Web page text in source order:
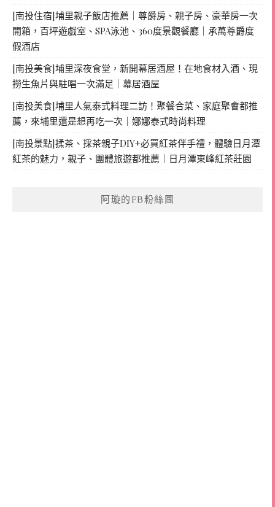
[南投住宿]埔里親子飯店推薦｜尊爵房、親子房、豪華房一次
開箱，百坪遊戲室、SPA泳池、360度景觀餐廳｜承萬尊爵度
假酒店
[南投美食]埔里深夜食堂，新開幕居酒屋！在地食材入酒、現
撈生魚片與駐唱一次滿足｜幕居酒屋
[南投美食]埔里人氣泰式料理二訪！聚餐合菜、家庭聚會都推
薦，來埔里還是想再吃一次｜娜娜泰式時尚料理
[南投景點]揉茶、採茶親子DIY+必買紅茶伴手禮，體驗日月潭
紅茶的魅力，親子、團體旅遊都推薦｜日月潭東峰紅茶莊園
阿璇的FB粉絲團